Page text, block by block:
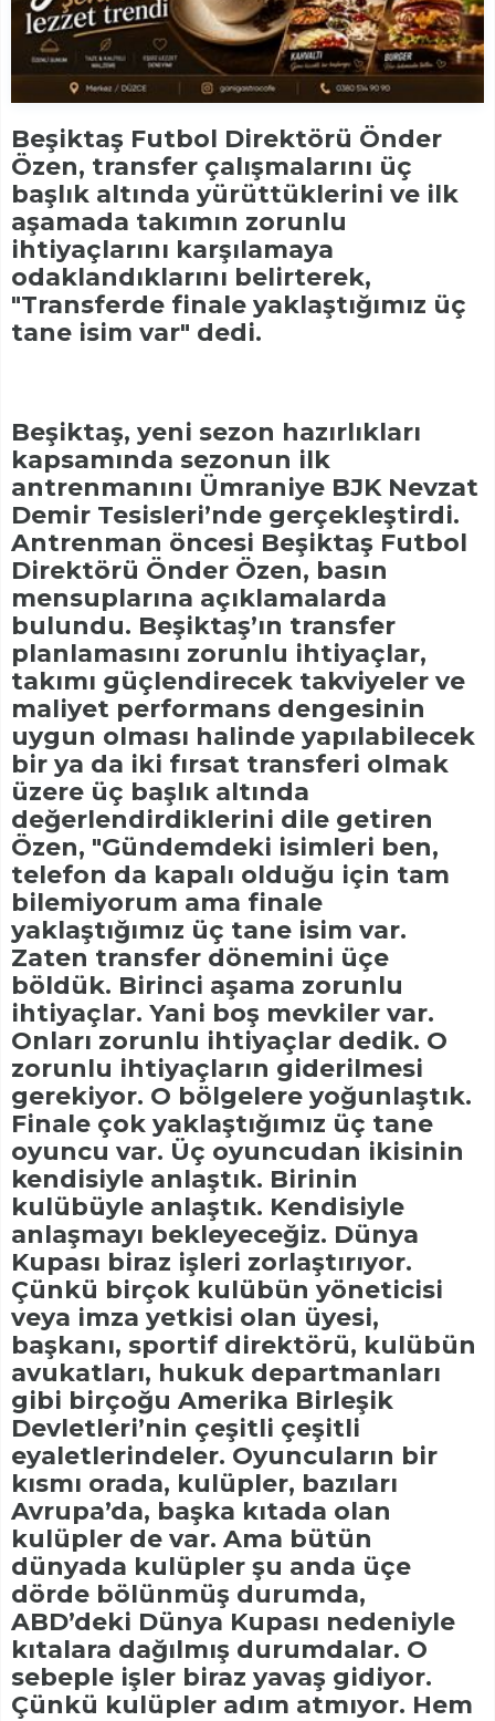
Beşiktaş Futbol Direktörü Önder
Özen, transfer çalışmalarını üç
başlık altında yürüttüklerini ve ilk
aşamada takımın zorunlu
ihtiyaçlarını karşılamaya
odaklandıklarını belirterek,
"Transferde finale yaklaştığımız üç
tane isim var" dedi.
Beşiktaş, yeni sezon hazırlıkları
kapsamında sezonun ilk
antrenmanını Ümraniye BJK Nevzat
Demir Tesisleri’nde gerçekleştirdi.
Antrenman öncesi Beşiktaş Futbol
Direktörü Önder Özen, basın
mensuplarına açıklamalarda
bulundu. Beşiktaş’ın transfer
planlamasını zorunlu ihtiyaçlar,
takımı güçlendirecek takviyeler ve
maliyet performans dengesinin
uygun olması halinde yapılabilecek
bir ya da iki fırsat transferi olmak
üzere üç başlık altında
değerlendirdiklerini dile getiren
Özen, "Gündemdeki isimleri ben,
telefon da kapalı olduğu için tam
bilemiyorum ama finale
yaklaştığımız üç tane isim var.
Zaten transfer dönemini üçe
böldük. Birinci aşama zorunlu
ihtiyaçlar. Yani boş mevkiler var.
Onları zorunlu ihtiyaçlar dedik. O
zorunlu ihtiyaçların giderilmesi
gerekiyor. O bölgelere yoğunlaştık.
Finale çok yaklaştığımız üç tane
oyuncu var. Üç oyuncudan ikisinin
kendisiyle anlaştık. Birinin
kulübüyle anlaştık. Kendisiyle
anlaşmayı bekleyeceğiz. Dünya
Kupası biraz işleri zorlaştırıyor.
Çünkü birçok kulübün yöneticisi
veya imza yetkisi olan üyesi,
başkanı, sportif direktörü, kulübün
avukatları, hukuk departmanları
gibi birçoğu Amerika Birleşik
Devletleri’nin çeşitli çeşitli
eyaletlerindeler. Oyuncuların bir
kısmı orada, kulüpler, bazıları
Avrupa’da, başka kıtada olan
kulüpler de var. Ama bütün
dünyada kulüpler şu anda üçe
dörde bölünmüş durumda,
ABD’deki Dünya Kupası nedeniyle
kıtalara dağılmış durumdalar. O
sebeple işler biraz yavaş gidiyor.
Çünkü kulüpler adım atmıyor. Hem